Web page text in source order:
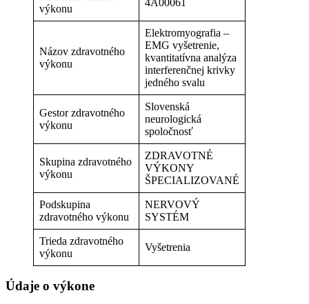
výkonu
Názov zdravotného
výkonu
Elektromyografia –
EMG vyšetrenie,
kvantitatívna analýza
interferenčnej krivky
jedného svalu
Gestor zdravotného
výkonu
Slovenská
neurologická
spoločnosť
Skupina zdravotného
výkonu
ZDRAVOTNÉ
VÝKONY
ŠPECIALIZOVANÉ
Podskupina
zdravotného výkonu
NERVOVÝ
SYSTÉM
Trieda zdravotného
výkonu
Vyšetrenia
Údaje o výkone